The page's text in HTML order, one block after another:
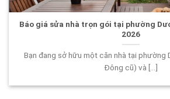
Báo giá sửa nhà trọn gói tại phường
2026
Bạn đang sở hữu một căn nhà tại phường
Đông cũ) và [...]